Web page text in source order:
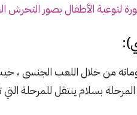
لتوعية اﻷطفال بصور التحرش
من خلال اللعب الجنسى ،
بسلام ينتقل للمرحلة